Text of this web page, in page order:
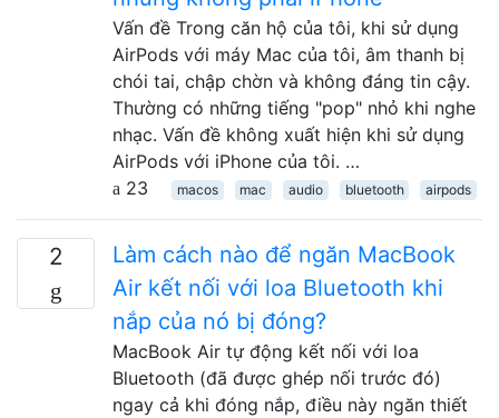
Vấn đề Trong căn hộ của tôi, khi sử dụng
AirPods với máy Mac của tôi, âm thanh bị
chói tai, chập chờn và không đáng tin cậy.
Thường có những tiếng "pop" nhỏ khi nghe
nhạc. Vấn đề không xuất hiện khi sử dụng
AirPods với iPhone của tôi. …
23
macos mac audio bluetooth airpods
2
Làm cách nào để ngăn MacBook
Air kết nối với loa Bluetooth khi
nắp của nó bị đóng?
MacBook Air tự động kết nối với loa
Bluetooth (đã được ghép nối trước đó)
ngay cả khi đóng nắp, điều này ngăn thiết